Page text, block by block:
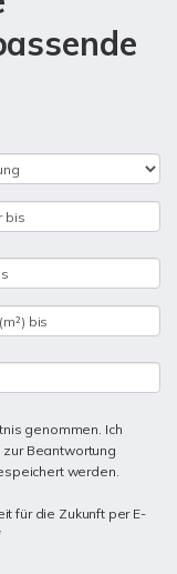
genommen. Ich
Beantwortung
werden.
für die Zukunft per E-